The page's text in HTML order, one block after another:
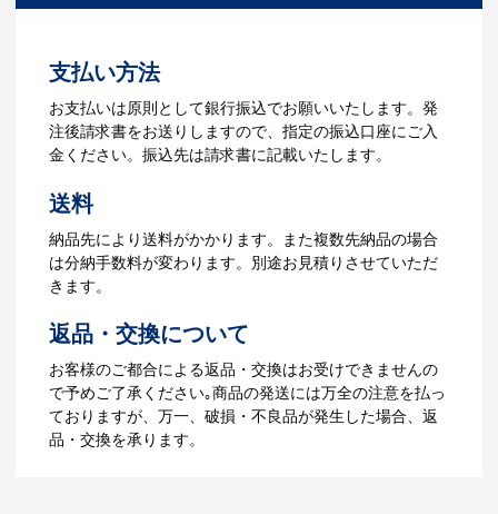
3.発注・データ入稿
ら、ご注文書をお送りします。
【名入れをする場合】名入れに必要なデ
ータをご入稿頂き、名入れイメージをデ
ータでご確認いただきます。
4.納品
【名入れをする場合】データのご入稿後
３週間程度で納品となります。
【名入れなしの場合】在庫がある場合、3
～5営業日程度で納品となります。
ご利用ガイドをもっとみる
支払い方法
お支払いは原則として銀行振込でお願いいたします。発
注後請求書をお送りしますので、指定の振込口座にご入
金ください。振込先は請求書に記載いたします。
送料
納品先により送料がかかります。また複数先納品の場合
は分納手数料が変わります。別途お見積りさせていただ
きます。
返品・交換について
お客様のご都合による返品・交換はお受けできませんの
で予めご了承ください｡商品の発送には万全の注意を払っ
ておりますが、万一、破損・不良品が発生した場合、返
品・交換を承ります。